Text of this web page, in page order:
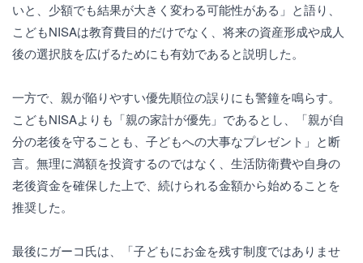
いと、少額でも結果が大きく変わる可能性がある」と語り、
こどもNISAは教育費目的だけでなく、将来の資産形成や成人
後の選択肢を広げるためにも有効であると説明した。
一方で、親が陥りやすい優先順位の誤りにも警鐘を鳴らす。
こどもNISAよりも「親の家計が優先」であるとし、「親が自
分の老後を守ることも、子どもへの大事なプレゼント」と断
言。無理に満額を投資するのではなく、生活防衛費や自身の
老後資金を確保した上で、続けられる金額から始めることを
推奨した。
最後にガーコ氏は、「子どもにお金を残す制度ではありませ